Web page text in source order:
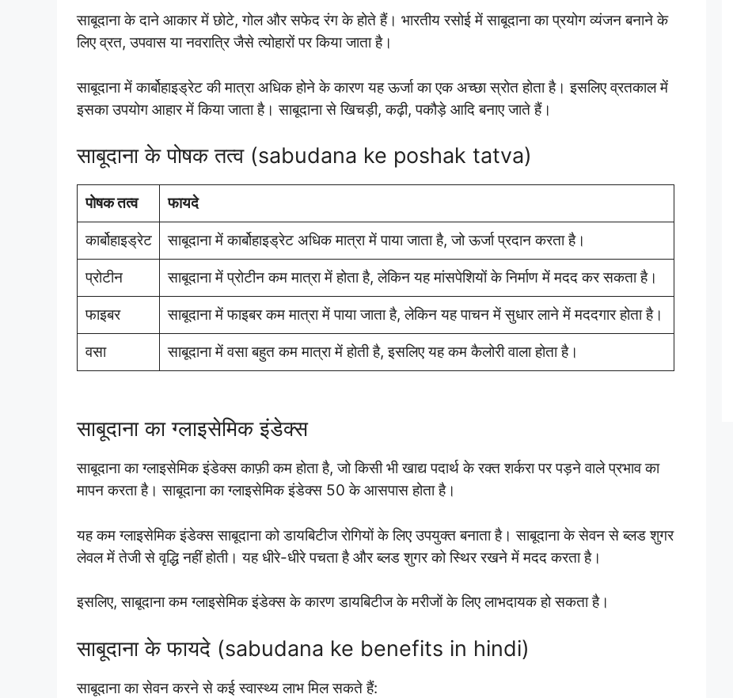
साबूदाना के दाने आकार में छोटे, गोल और सफेद रंग के होते हैं। भारतीय रसोई में साबूदाना का प्रयोग व्यंजन बनाने के
लिए व्रत, उपवास या नवरात्रि जैसे त्योहारों पर किया जाता है।
साबूदाना में कार्बोहाइड्रेट की मात्रा अधिक होने के कारण यह ऊर्जा का एक अच्छा स्रोत होता है। इसलिए व्रतकाल में
इसका उपयोग आहार में किया जाता है। साबूदाना से खिचड़ी, कढ़ी, पकौड़े आदि बनाए जाते हैं।
साबूदाना के पोषक तत्व (sabudana ke poshak tatva)
पोषक तत्व फायदे
कार्बोहाइड्रेट साबूदाना में कार्बोहाइड्रेट अधिक मात्रा में पाया जाता है, जो ऊर्जा प्रदान करता है।
प्रोटीन साबूदाना में प्रोटीन कम मात्रा में होता है, लेकिन यह मांसपेशियों के निर्माण में मदद कर सकता है।
फाइबर साबूदाना में फाइबर कम मात्रा में पाया जाता है, लेकिन यह पाचन में सुधार लाने में मददगार होता है।
वसा साबूदाना में वसा बहुत कम मात्रा में होती है, इसलिए यह कम कैलोरी वाला होता है।
साबूदाना का ग्लाइसेमिक इंडेक्स
साबूदाना का ग्लाइसेमिक इंडेक्स काफ़ी कम होता है, जो किसी भी खाद्य पदार्थ के रक्त शर्करा पर पड़ने वाले प्रभाव का
मापन करता है। साबूदाना का ग्लाइसेमिक इंडेक्स 50 के आसपास होता है।
यह कम ग्लाइसेमिक इंडेक्स साबूदाना को डायबिटीज रोगियों के लिए उपयुक्त बनाता है। साबूदाना के सेवन से ब्लड शुगर
लेवल में तेजी से वृद्धि नहीं होती। यह धीरे-धीरे पचता है और ब्लड शुगर को स्थिर रखने में मदद करता है।
इसलिए, साबूदाना कम ग्लाइसेमिक इंडेक्स के कारण डायबिटीज के मरीजों के लिए लाभदायक हो सकता है।
साबूदाना के फायदे (sabudana ke benefits in hindi)
साबूदाना का सेवन करने से कई स्वास्थ्य लाभ मिल सकते हैं: